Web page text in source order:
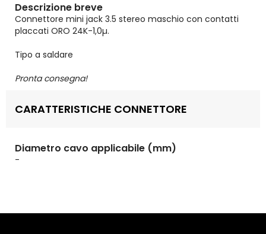
Descrizione breve
Connettore mini jack 3.5 stereo maschio con contatti
placcati ORO 24K-1,0µ.
Tipo a saldare
Pronta consegna!
CARATTERISTICHE CONNETTORE
Diametro cavo applicabile (mm)
-